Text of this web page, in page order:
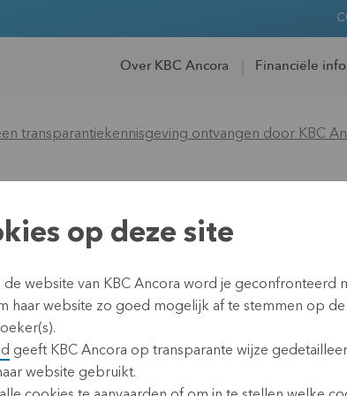
Over KBC Ancora Financiële
transparantiekennisgeving ontvangen door KBC
van een
op deze site
de website van KBC Ancora word je geconfronteerd
haar website zo goed mogelijk af te stemmen op
geeft KBC Ancora op transparante wijze
website gebruikt.